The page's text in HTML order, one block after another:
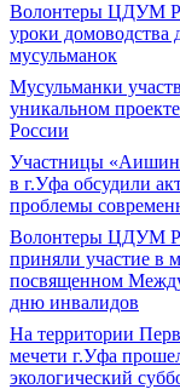
Волонтеры ЦДУМ
уроки домоводства
мусульманок
Мусульманки
уникальном
России
Участницы
в г.Уфа обсудили
проблемы
Волонтеры ЦДУМ
приняли участие в
посвященном
дню инвалидов
На территории
мечети г.Уфа
экологический